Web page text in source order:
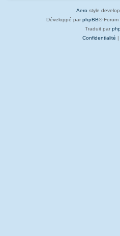
Aero style
Développé par phpBB® Forum
Traduit par
Confidentialité |